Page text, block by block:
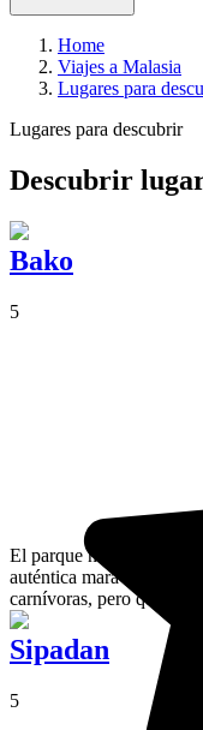
Home
Viajes a Malasia
Lugares para
Lugares para descubrir
Descubrir
Bako
5
El parque nacional de
auténtica maravilla
carnívoras, pero
Sipadan
5